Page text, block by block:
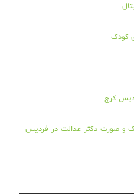
و صورت دکتر عدالت در فردیس